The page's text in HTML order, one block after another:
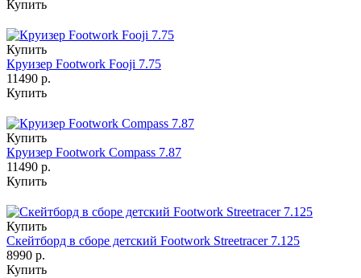
Купить
Купить
Круизер Footwork Fooji 7.75
11490 р.
Купить
Купить
Круизер Footwork Compass 7.87
11490 р.
Купить
Купить
Скейтборд в сборе детский Footwork Streetracer 7.125
8990 р.
Купить